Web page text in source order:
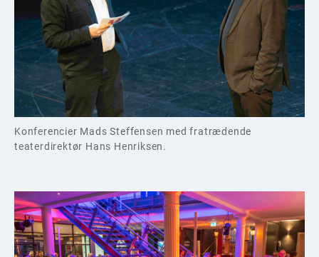
Konferencier Mads Steffensen med fratrædende
teaterdirektør Hans Henriksen.